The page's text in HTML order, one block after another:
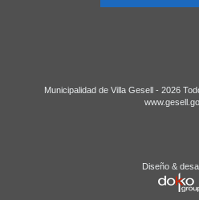
Municipalidad de Villa Gesell - 2026
Diseño &